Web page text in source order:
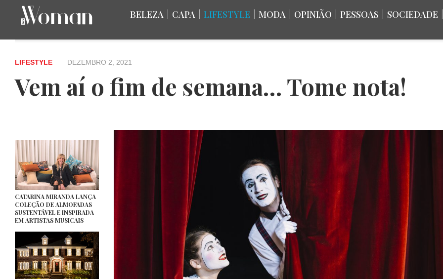
BELEZA CAPA LIFESTYLE MODA OPINIÃO PESSOAS SOCIEDADE
LIFESTYLE DEZEMBRO 2, 2021
Vem aí o fim de semana… Tome nota!
CATARINA MIRANDA LANÇA
COLEÇÃO DE ALMOFADAS
SUSTENTÁVEL E INSPIRADA
EM ARTISTAS MUSICAIS